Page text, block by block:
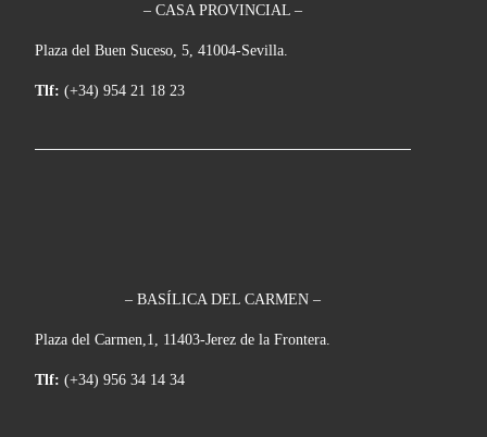
– CASA PROVINCIAL –
Plaza del Buen Suceso, 5, 41004-Sevilla.
Tlf: (+34) 954 21 18 23
– BASÍLICA DEL CARMEN –
Plaza del Carmen,1, 11403-Jerez de la Frontera.
Tlf: (+34) 956 34 14 34